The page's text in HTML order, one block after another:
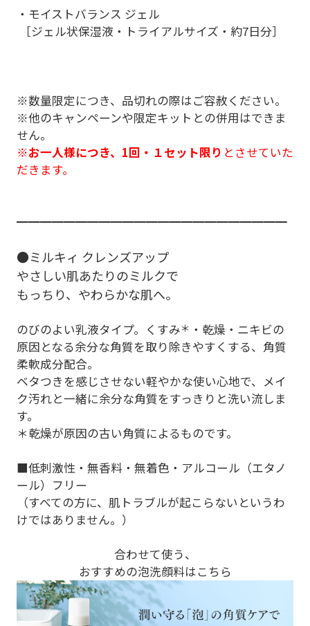
・モイストバランス ジェル
［ジェル状保湿液・トライアルサイズ・約7日分］
※数量限定につき、品切れの際はご容赦ください。
※他のキャンペーンや限定キットとの併用はできま
せん。
※お一人様につき、1回・１セット限り とさせていた
だきます。
━━━━━━━━━━━━━━━━━━━━━━━
●ミルキィ クレンズアップ
やさしい肌あたりのミルクで
もっちり、やわらかな肌へ。
のびのよい乳液タイプ。くすみ＊ ・乾燥・ニキビの
原因となる余分な角質を取り除きやすくする、角質
柔軟成分配合。
ベタつきを感じさせない軽やかな使い心地で、メイ
ク汚れと一緒に余分な角質をすっきりと洗い流しま
す。
＊乾燥が原因の古い角質によるものです。
■低刺激性・無香料・無着色・アルコール（エタノ
ール）フリー
（すべての方に、肌トラブルが起こらないというわ
けではありません。）
合わせて使う、
おすすめの泡洗顔料はこちら